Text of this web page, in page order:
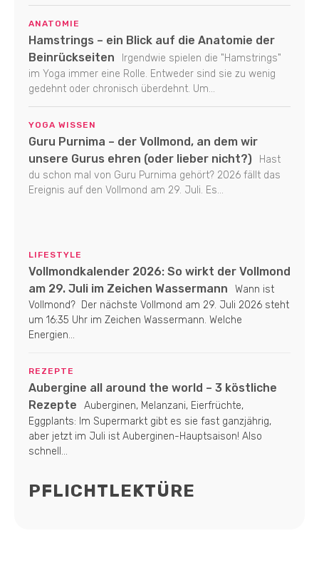
ANATOMIE
Hamstrings – ein Blick auf die Anatomie der
Beinrückseiten
Irgendwie spielen die "Hamstrings"
im Yoga immer eine Rolle. Entweder sind sie zu wenig
gedehnt oder chronisch überdehnt. Um...
YOGA WISSEN
Guru Purnima – der Vollmond, an dem wir
unsere Gurus ehren (oder lieber nicht?)
Hast
du schon mal von Guru Purnima gehört? 2026 fällt das
Ereignis auf den Vollmond am 29. Juli. Es...
LIFESTYLE
Vollmondkalender 2026: So wirkt der Vollmond
am 29. Juli im Zeichen Wassermann
Wann ist
Vollmond? Der nächste Vollmond am 29. Juli 2026 steht
um 16:35 Uhr im Zeichen Wassermann. Welche
Energien...
REZEPTE
Aubergine all around the world – 3 köstliche
Rezepte
Auberginen, Melanzani, Eierfrüchte,
Eggplants: Im Supermarkt gibt es sie fast ganzjährig,
aber jetzt im Juli ist Auberginen-Hauptsaison! Also
schnell...
PFLICHTLEKTÜRE